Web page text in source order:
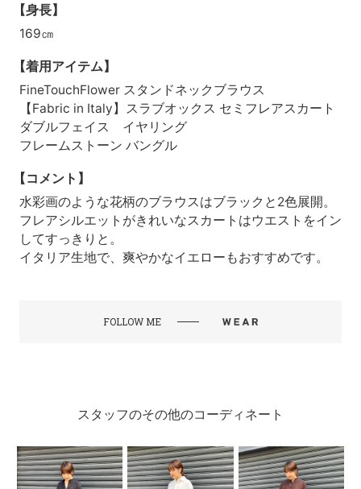
【身長】
169㎝
【着用アイテム】
FineTouchFlower スタンドネックブラウス
【Fabric in Italy】スラブオックス セミフレアスカート
ダブルフェイス イヤリング
フレームストーン バングル
【コメント】
水彩画のような花柄のブラウスはブラックと2色展開。
フレアシルエットがきれいなスカートはウエストをイン
してすっきりと。
イタリア生地で、爽やかなイエローもおすすめです。
FOLLOW ME
スタッフのその他のコーディネート